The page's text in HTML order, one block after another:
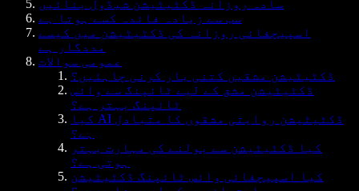
سادہ روزانہ ڈکٹیٹیشن شیڈول بنائیں
سب سے زیادہ فائدہ کسے ہوتا ہے
اسپیچفائی روزانہ کی ڈکٹیٹیشن میں کیسے
مددگار ہے
عمومی سوالات
ڈکٹیٹیشن مشقیں کتنی بار کرنی چاہئیں؟
ڈکٹیٹیشن مشق کے لیے ٹائپنگ سے وائس
ٹائپنگ بہتر ہے؟
کیا AI ڈکٹیٹیشن روایتی مشقوں کا متبادل
ہے؟
کیا ڈکٹیٹیشن سے بولنے کی مہارت بہتر
ہوتی ہے؟
کیا اسپیچفائی وائس ٹائپنگ ڈکٹیٹیشن